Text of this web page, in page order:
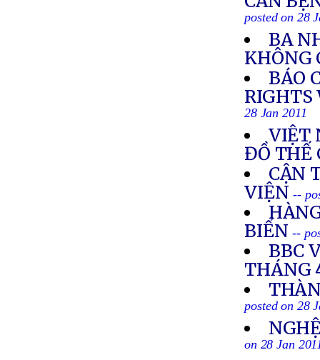
posted on 28
BA
KHÔNG
BÁO
RIGHTS
28 Jan 2011
VIỆT
ĐỒ THẾ
CẬN
VIỆN--
BIỂN --
BBC
THÁNG
posted on 28
on 28 Jan